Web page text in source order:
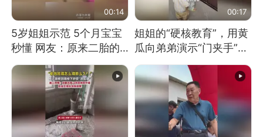
00:14
5岁姐姐示范 5个月宝宝
秒懂 网友：原来二胎的
快乐长这样
00:17
姐姐的“硬核教育”，用黄
瓜向弟弟演示“门夹手”，
网友：果然言传不如身
教！